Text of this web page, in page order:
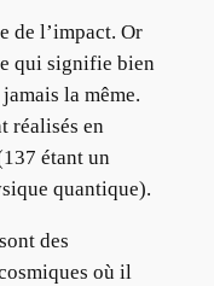
de l’impact. Or
qui signifie bien
la même.
réalisés en
étant un
quantique).
des
où il